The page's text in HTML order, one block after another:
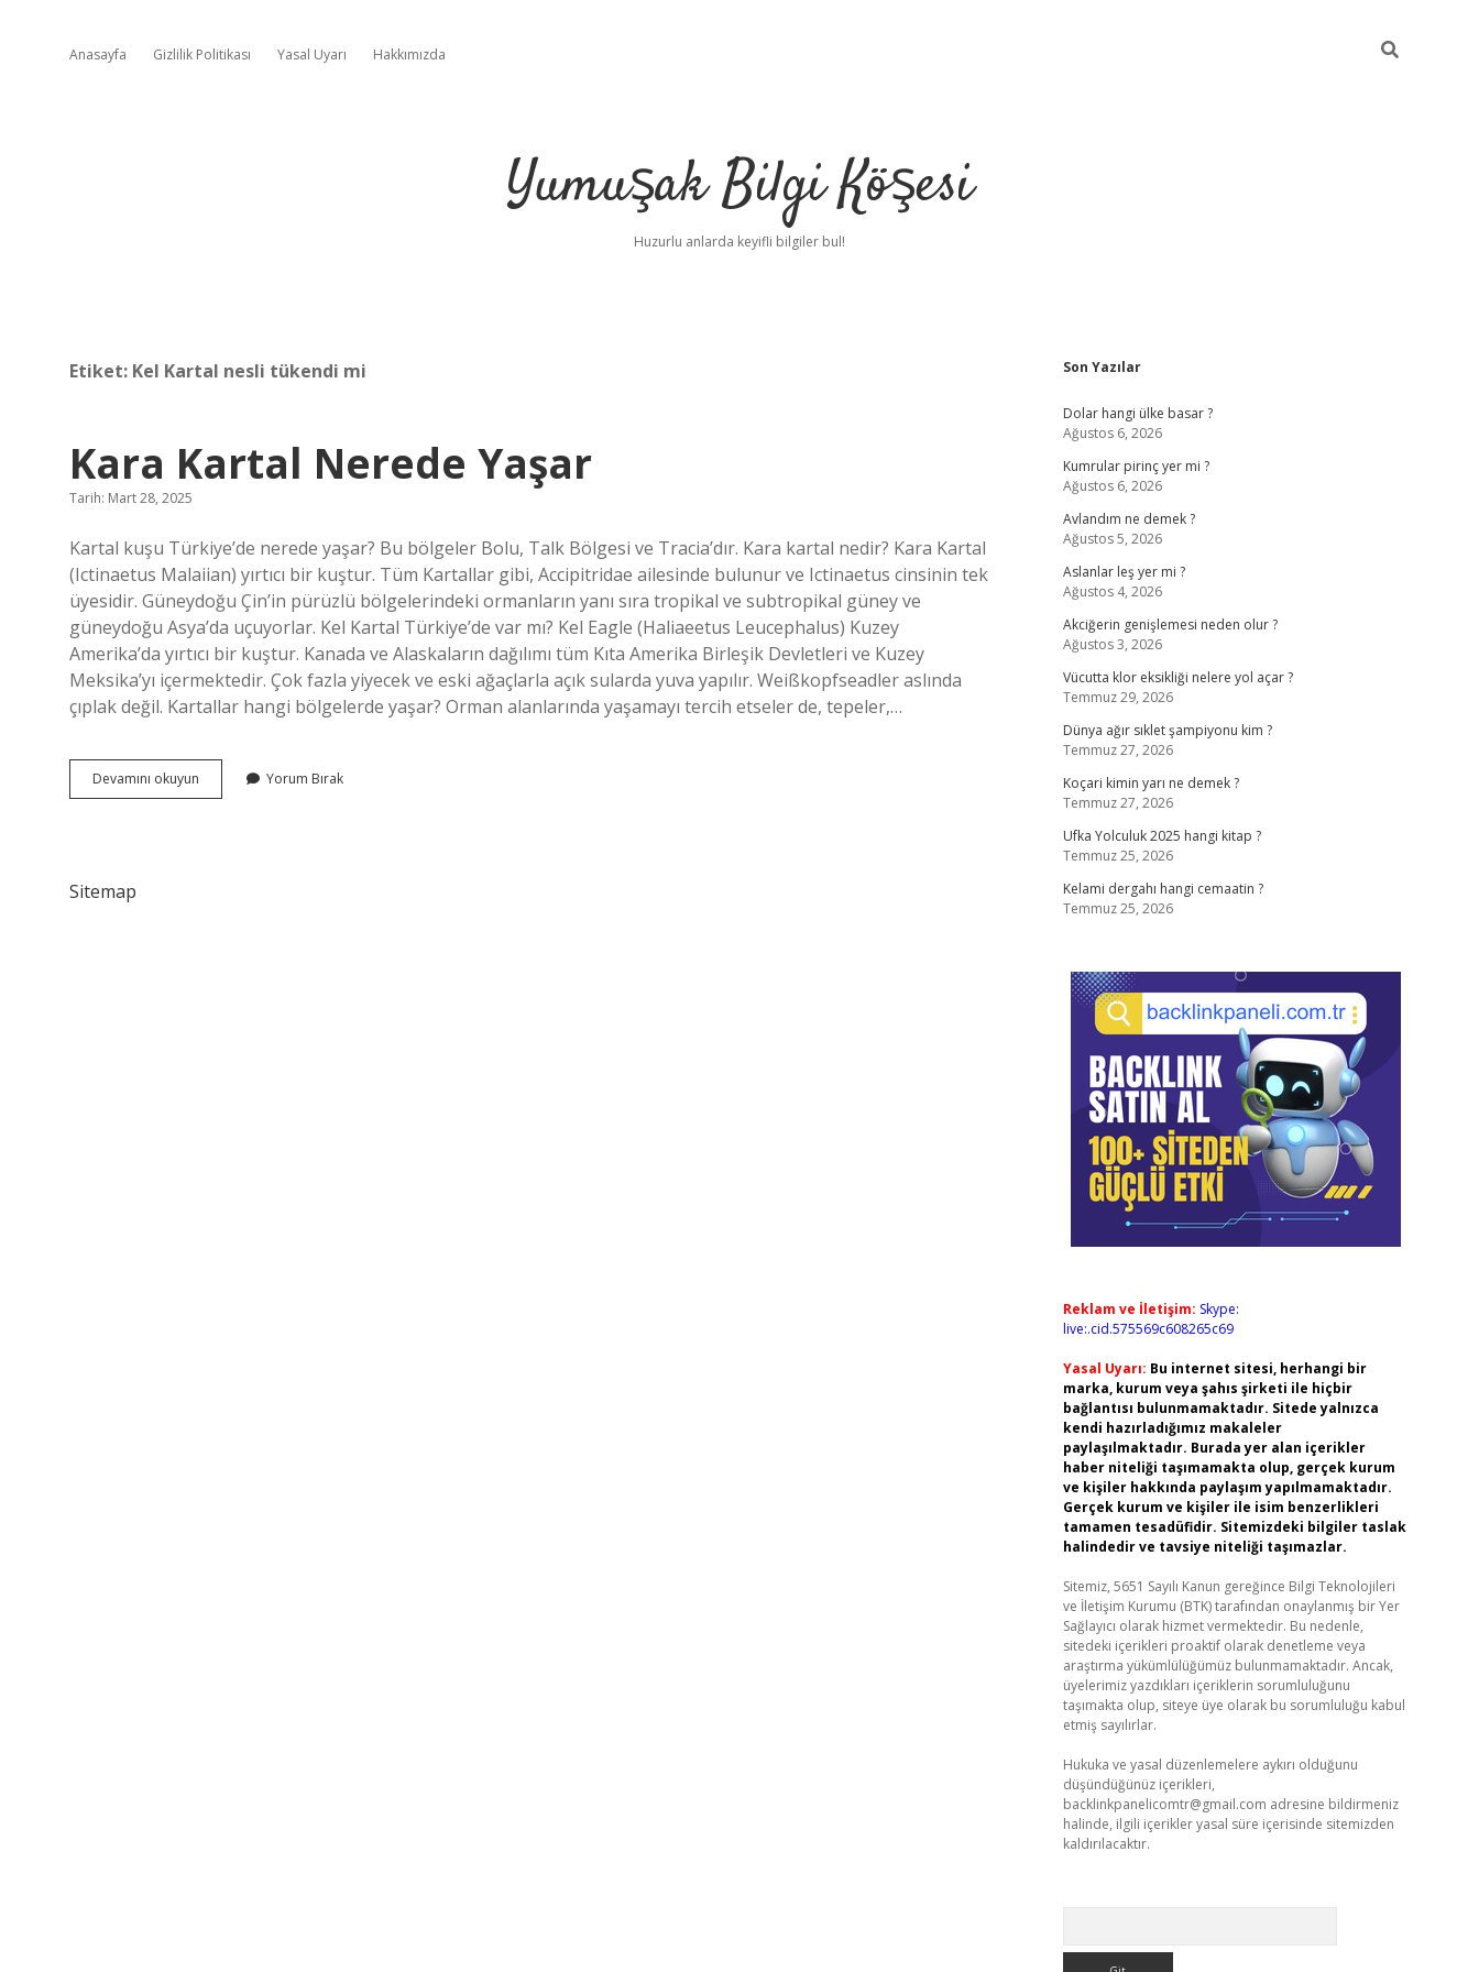
Anasayfa Gizlilik Politikası Yasal Uyarı Hakkımızda
Yumuşak Bilgi Köşesi
Huzurlu anlarda keyifli bilgiler bul!
Etiket: Kel Kartal nesli tükendi mi
Kara Kartal Nerede Yaşar
Tarih: Mart 28, 2025
Kartal kuşu Türkiye’de nerede yaşar? Bu bölgeler Bolu, Talk Bölgesi ve Tracia’dır. Kara kartal nedir? Kara Kartal
(Ictinaetus Malaiian) yırtıcı bir kuştur. Tüm Kartallar gibi, Accipitridae ailesinde bulunur ve Ictinaetus cinsinin tek
üyesidir. Güneydoğu Çin’in pürüzlü bölgelerindeki ormanların yanı sıra tropikal ve subtropikal güney ve
güneydoğu Asya’da uçuyorlar. Kel Kartal Türkiye’de var mı? Kel Eagle (Haliaeetus Leucephalus) Kuzey
Amerika’da yırtıcı bir kuştur. Kanada ve Alaskaların dağılımı tüm Kıta Amerika Birleşik Devletleri ve Kuzey
Meksika’yı içermektedir. Çok fazla yiyecek ve eski ağaçlarla açık sularda yuva yapılır. Weißkopfseadler aslında
çıplak değil. Kartallar hangi bölgelerde yaşar? Orman alanlarında yaşamayı tercih etseler de, tepeler,…
Devamını okuyun
Kartal
Yorum Bırak
Sitemap
Sidebar
Son Yazılar
Dolar hangi ülke basar ?
Ağustos 6, 2026
Kumrular pirinç yer mi ?
Ağustos 6, 2026
Avlandım ne demek ?
Ağustos 5, 2026
Aslanlar leş yer mi ?
Ağustos 4, 2026
Akciğerin genişlemesi neden olur ?
Ağustos 3, 2026
Vücutta klor eksikliği nelere yol açar ?
Temmuz 29, 2026
Dünya ağır sıklet şampiyonu kim ?
Temmuz 27, 2026
Koçari kimin yarı ne demek ?
Temmuz 27, 2026
Ufka Yolculuk 2025 hangi kitap ?
Temmuz 25, 2026
Kelami dergahı hangi cemaatin ?
Temmuz 25, 2026
Reklam ve İletişim: Skype:
live:.cid.575569c608265c69
Yasal Uyarı: Bu internet sitesi, herhangi bir
marka, kurum veya şahıs şirketi ile hiçbir
bağlantısı bulunmamaktadır. Sitede yalnızca
kendi hazırladığımız makaleler
paylaşılmaktadır. Burada yer alan içerikler
haber niteliği taşımamakta olup, gerçek kurum
ve kişiler hakkında paylaşım yapılmamaktadır.
Gerçek kurum ve kişiler ile isim benzerlikleri
tamamen tesadüfidir. Sitemizdeki bilgiler taslak
halindedir ve tavsiye niteliği taşımazlar.
Sitemiz, 5651 Sayılı Kanun gereğince Bilgi Teknolojileri
ve İletişim Kurumu (BTK) tarafından onaylanmış bir Yer
Sağlayıcı olarak hizmet vermektedir. Bu nedenle,
sitedeki içerikleri proaktif olarak denetleme veya
araştırma yükümlülüğümüz bulunmamaktadır. Ancak,
üyelerimiz yazdıkları içeriklerin sorumluluğunu
taşımakta olup, siteye üye olarak bu sorumluluğu kabul
etmiş sayılırlar.
Hukuka ve yasal düzenlemelere aykırı olduğunu
düşündüğünüz içerikleri,
backlinkpanelicomtr@gmail.com adresine bildirmeniz
halinde, ilgili içerikler yasal süre içerisinde sitemizden
kaldırılacaktır.